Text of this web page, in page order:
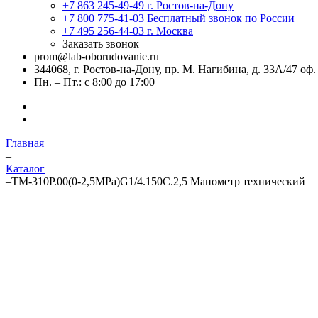
+7 863 245-49-49 г. Ростов-на-Дону
+7 800 775-41-03 Бесплатный звонок по России
+7 495 256-44-03 г. Москва
Заказать звонок
prom@lab-oborudovanie.ru
344068, г. Ростов-на-Дону, пр. М. Нагибина, д. 33А/47 оф.
Пн. – Пт.: с 8:00 до 17:00
Главная
–
Каталог
–ТМ-310Р.00(0-2,5MPa)G1/4.150C.2,5 Манометр технический